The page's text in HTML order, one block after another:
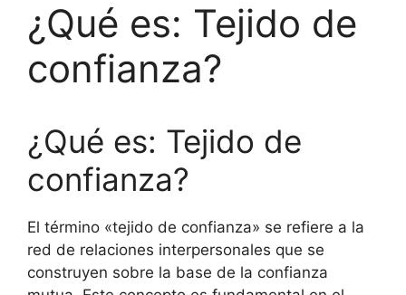
¿Qué es: Tejido de
confianza?
¿Qué es: Tejido de
confianza?
El término «tejido de confianza» se refiere a la
red de relaciones interpersonales que se
construyen sobre la base de la confianza